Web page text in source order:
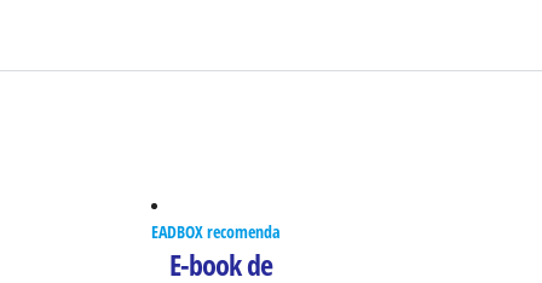
EADBOX recomenda
E-book de